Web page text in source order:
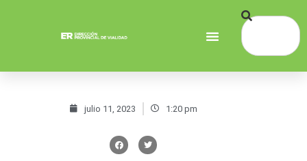
julio 11, 2023 1:20 pm